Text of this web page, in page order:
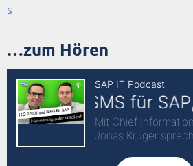
s
…zum Hören